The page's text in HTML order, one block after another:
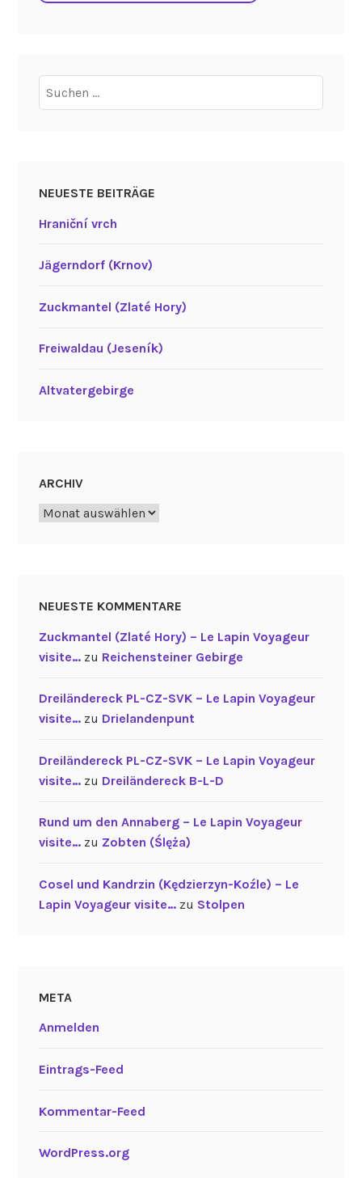
Suchen
nach:
NEUESTE BEITRÄGE
Hraniční vrch
Jägerndorf (Krnov)
Zuckmantel (Zlaté Hory)
Freiwaldau (Jeseník)
Altvatergebirge
ARCHIV
Archiv
NEUESTE KOMMENTARE
Zuckmantel (Zlaté Hory) – Le Lapin Voyageur
visite…zu Reichensteiner Gebirge
Dreiländereck PL-CZ-SVK – Le Lapin Voyageur
visite…zu Drielandenpunt
Dreiländereck PL-CZ-SVK – Le Lapin Voyageur
visite…zu Dreiländereck B-L-D
Rund um den Annaberg – Le Lapin Voyageur
visite…zu Zobten (Ślęża)
Cosel und Kandrzin (Kędzierzyn-Koźle) – Le
Lapin Voyageur visite…zu Stolpen
META
Anmelden
Eintrags-Feed
Kommentar-Feed
WordPress.org